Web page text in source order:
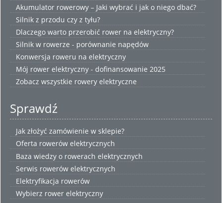
Akumulator rowerowy – Jaki wybrać i jak o niego dbać?
Silnik z przodu czy z tyłu?
Dlaczego warto przerobić rower na elektryczny?
Silnik w rowerze - porównanie napędów
Konwersja roweru na elektryczny
Mój rower elektryczny - dofinansowanie 2025
Zobacz wszystkie rowery elektryczne
Sprawdź
Jak złożyć zamówienie w sklepie?
Oferta rowerów elektrycznych
Baza wiedzy o rowerach elektrycznych
Serwis rowerów elektrycznych
Elektryfikacja rowerów
Wybierz rower elektryczny